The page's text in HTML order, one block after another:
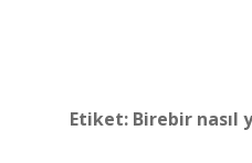
Etiket: Birebir nasıl